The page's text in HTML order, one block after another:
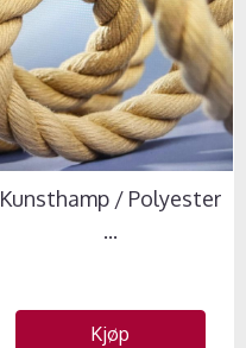
Kunsthamp / Polyester
...
Kjøp